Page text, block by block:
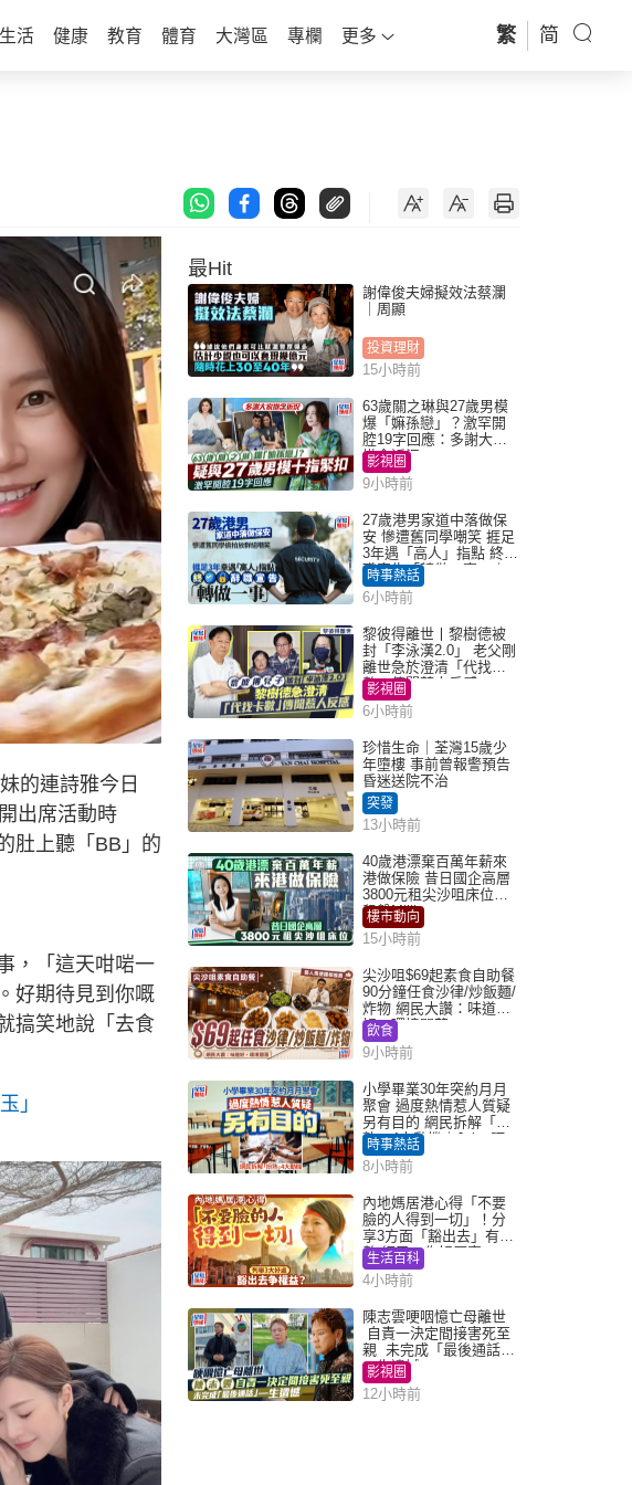
生活 健康 教育 體育 大灣區 專欄 更多 繁 简
的連詩雅今日
出席活動時
肚上聽「BB」的
，「這天咁啱一
好期待見到你嘅
搞笑地說「去食
」
最Hit
謝偉俊夫婦擬效法蔡瀾
｜周顯
投資理財
15小時前
63歲關之琳與27歲男模
爆「嫲孫戀」？激罕開
腔19字回應：多謝大家
掛念近況
影視圈
9小時前
27歲港男家道中落做保
安 慘遭舊同學嘲笑 捱足
3年遇「高人」指點 終辭
職宣告「轉做一事」｜
Juicy叮
時事熱話
6小時前
黎彼得離世丨黎樹德被
封「李泳漢2.0」 老父剛
離世急於澄清「代找卡
數」傳聞惹人反感
影視圈
6小時前
珍惜生命｜荃灣15歲少
年墮樓 事前曾報警預告
昏迷送院不治
突發
13小時前
40歲港漂棄百萬年薪來
港做保險 昔日國企高層
3800元租尖沙咀床位｜
租盤Million
樓市動向
15小時前
尖沙咀$69起素食自助餐
90分鐘任食沙律/炒飯麵/
炸物 網民大讚：味道
好，環境闊落
飲食
9小時前
小學畢業30年突約月月
聚會 過度熱情惹人質疑
另有目的 網民拆解「扮
熟」4大動機｜Juicy叮
時事熱話
8小時前
內地媽居港心得「不要
臉的人得到一切」！分
享3方面「豁出去」有著
數 網民：你好厲害
生活百科
4小時前
陳志雲哽咽憶亡母離世
自責一決定間接害死至
親 未完成「最後通話」
一生遺憾
影視圈
12小時前